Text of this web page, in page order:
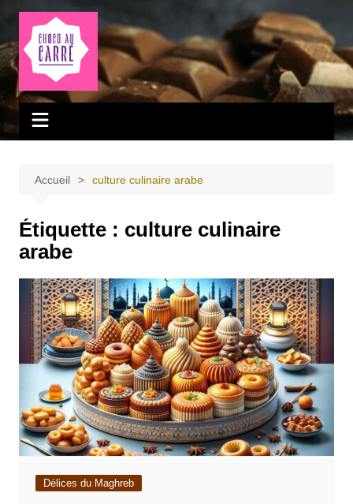
Aller
contenu
Accueil culture culinaire arabe
Étiquette : culture culinaire
arabe
Délices du Maghreb